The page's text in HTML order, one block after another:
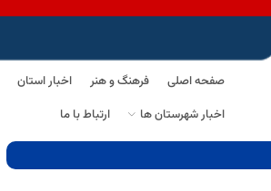
صفحه اصلی فرهنگ و هنر اخبار استان
اخبار شهرستان ها
ارتباط با ما